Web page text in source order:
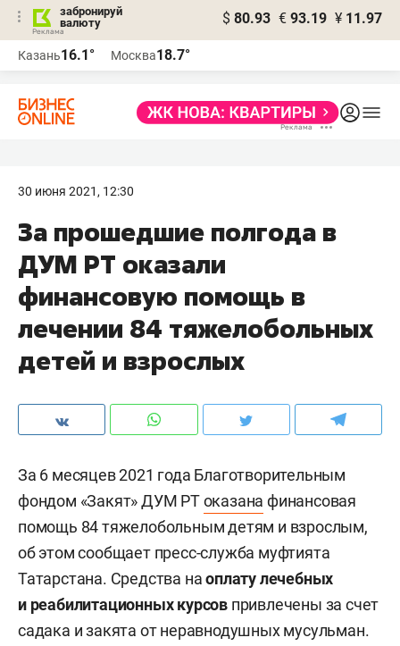
забронируй
валюту
$ 80.93 € 93.19 ¥ 11.97
Казань16.1° Москва18.7°
30 июня 2021, 12:30
За прошедшие полгода в
ДУМ РТ оказали
финансовую помощь в
лечении 84 тяжелобольных
детей и взрослых
За 6 месяцев 2021 года Благотворительным
фондом «Закят» ДУМ РТоказана финансовая
помощь 84 тяжелобольным детям и взрослым,
об этом сообщает пресс-служба муфтията
Татарстана. Средства наоплату лечебных
и реабилитационных курсов привлечены за счет
садака и закята от неравнодушных мусульман.